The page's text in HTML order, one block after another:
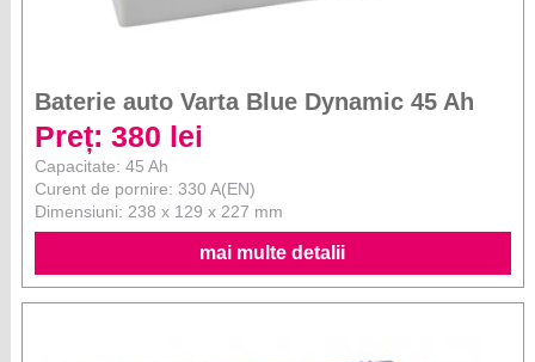
Baterie auto Varta Blue Dynamic 45 Ah
Preț: 380 lei
Capacitate: 45 Ah
Curent de pornire: 330 A(EN)
Dimensiuni: 238 x 129 x 227 mm
mai multe detalii